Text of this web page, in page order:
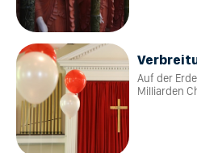
Auf der
Milliarden